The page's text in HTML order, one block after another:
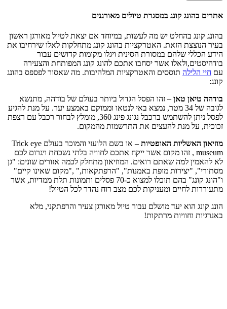
אתרים בהונג קונג במסגרת טיולים מאורגנים
בהונג קונג בהחלט יש מה לעשות, במיוחד אם יצאת לטיול מאורגן ראשון
בעיר הנוצצת הזאת. האטרקציות בהונג קונג מתחלקות לאלו שירחיבו את
הידע הכללי שלהם במסורת הסינית ויגלו מקומות קדושים עבור
בודהיסטים,ולאלו אשר יסחבו אתכם להונג קונג המפותחת והצעירה
עם חיי הלילה תוססים והאטרקציות המלהיבות. מה שאסור לפספס בהונג
קונג:
בודהה טיאן טאן – זהו הפסל הגדול ביותר בעולם של בודהה, מתנשא
לגובה של 34 מטר, נמצא באי לנטאו וממוקם באמצע יער. על מנת להגיע
לפסל ניתן להשתמש ברכבל נגונג פינג 360, מומלץ לבחור רכבל עם רצפת
זכוכית, על מנת להעצים את התרשמות מהמקום.
מוזיאון האשליות האופטיות
– או בשם הלועזי והמוכר בעולם Trick eye
museum , זהו מקום אשר ייקח אתכם לחוויה בלתי נשכחת ויגרום לכם
לא להאמין למה שאתם רואים. המוזיאון מתחלק לכמה אזורים שונים: "גן
מסתורי", "יצירות מופת באמנות", "הרפתקאות," ,"מקום שאינו קיים"
ו"הונג קונג" בהם תוכלו למצוא כ-70 פסלים ותמונות תלת ממדיות, אשר
מתעוררות לחיים ומעניקות לכם מצב רוח נהדר לכל הטיול!
הונג קונג הוא יעד מושלם עבור טיול מאורגן צעיר והרפתקני, מלא
באנרגיות וחוויות מרתקות!